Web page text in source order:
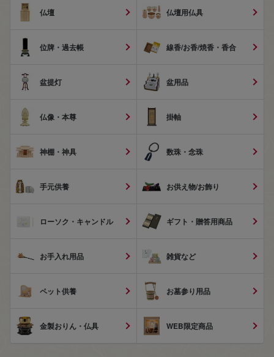
仏壇 仏壇用仏具
位牌・過去帳 線香/お香/焼香・香合
盆提灯 盆用品
仏像・本尊 掛軸
神棚・神具 数珠・念珠
手元供養 お供え物/お飾り
ローソク・キャンドル ギフト・贈答用商品
お手入れ用品 雑貨など
ペット供養 お墓参り用品
金製おりん・仏具 WEB限定商品